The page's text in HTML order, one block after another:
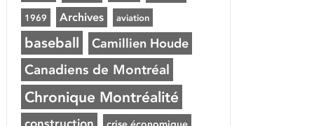
1969 Archives aviation
baseball Camillien Houde
Canadiens de Montréal
Chronique Montréalité
construction